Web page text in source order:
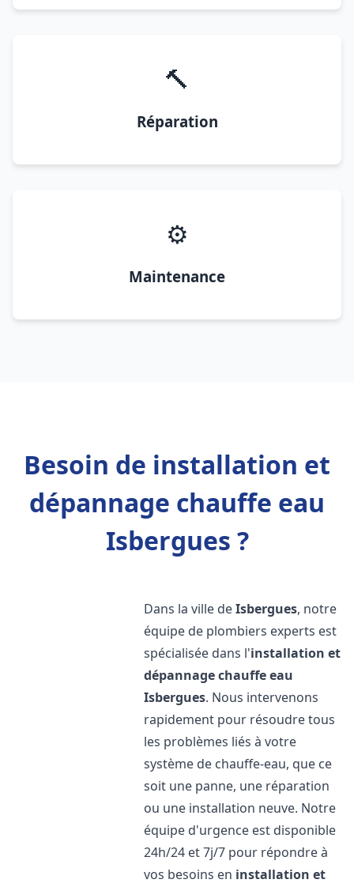
🔨
Réparation
⚙️
Maintenance
Besoin de installation et
dépannage chauffe eau
Isbergues ?
Dans la ville deIsbergues, notre
équipe de plombiers experts est
spécialisée dans l'installation et
dépannage chauffe eau
Isbergues. Nous intervenons
rapidement pour résoudre tous
les problèmes liés à votre
système de chauffe-eau, que ce
soit une panne, une réparation
ou une installation neuve. Notre
équipe d'urgence est disponible
24h/24 et 7j/7 pour répondre à
vos besoins en installation et